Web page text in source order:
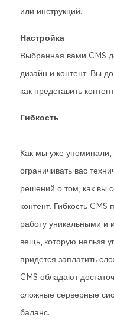
или инструкций.
Настройка
Выбранная вами CMS
дизайн и контент. Вы
как представить
Гибкость
Как мы уже упоминали,
ограничивать вас
решений о том, как вы
контент. Гибкость
работу уникальными и
вещь, которую нельзя
придется заплатить
CMS обладают
сложные серверные
баланс.